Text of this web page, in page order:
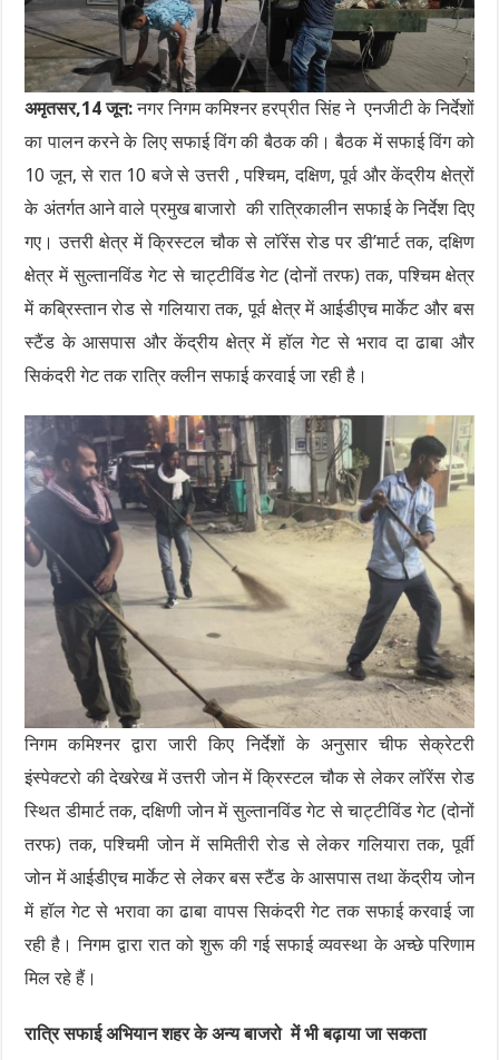
अमृतसर,14 जून:नगर निगम कमिश्नर हरप्रीत सिंह ने एनजीटी के निर्देशों
का पालन करने के लिए सफाई विंग की बैठक की। बैठक में सफाई विंग को
10 जून, से रात 10 बजे से उत्तरी , पश्चिम, दक्षिण, पूर्व और केंद्रीय क्षेत्रों
के अंतर्गत आने वाले प्रमुख बाजारो की रात्रिकालीन सफाई के निर्देश दिए
गए। उत्तरी क्षेत्र में क्रिस्टल चौक से लॉरेंस रोड पर डी’मार्ट तक, दक्षिण
क्षेत्र में सुल्तानविंड गेट से चाट्टीविंड गेट (दोनों तरफ) तक, पश्चिम क्षेत्र
में कब्रिस्तान रोड से गलियारा तक, पूर्व क्षेत्र में आईडीएच मार्केट और बस
स्टैंड के आसपास और केंद्रीय क्षेत्र में हॉल गेट से भराव दा ढाबा और
सिकंदरी गेट तक रात्रि क्लीन सफाई करवाई जा रही है।
निगम कमिश्नर द्वारा जारी किए निर्देशों के अनुसार चीफ सेक्रेटरी
इंस्पेक्टरो की देखरेख में उत्तरी जोन में क्रिस्टल चौक से लेकर लॉरेंस रोड
स्थित डीमार्ट तक, दक्षिणी जोन में सुल्तानविंड गेट से चाट्टीविंड गेट (दोनों
तरफ) तक, पश्चिमी जोन में समितीरी रोड से लेकर गलियारा तक, पूर्वी
जोन में आईडीएच मार्केट से लेकर बस स्टैंड के आसपास तथा केंद्रीय जोन
में हॉल गेट से भरावा का ढाबा वापस सिकंदरी गेट तक सफाई करवाई जा
रही है। निगम द्वारा रात को शुरू की गई सफाई व्यवस्था के अच्छे परिणाम
मिल रहे हैं।
रात्रि सफाई अभियान शहर के अन्य बाजरो में भी बढ़ाया जा सकता